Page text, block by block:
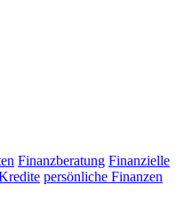
Finanzberatung Finanzielle
persönliche Finanzen